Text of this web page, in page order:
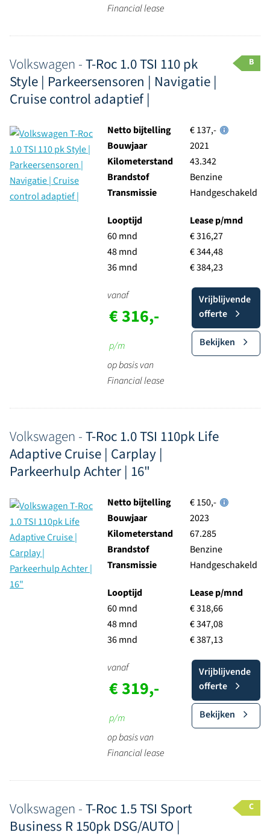
Financial lease
Volkswagen -T-Roc 1.0 TSI 110 pk
Style | Parkeersensoren | Navigatie |
Cruise control adaptief |
B
Netto bijtelling
€ 137,-
Bouwjaar
2021
Kilometerstand
43.342
Brandstof
Benzine
Transmissie
Handgeschakeld
Looptijd
60 mnd
48 mnd
36 mnd
Lease p/mnd
€ 316,27
€ 344,48
€ 384,23
vanaf
€ 316,-
p/m
op basis van
Financial lease
Vrijblijvende
offerte
Bekijken
Volkswagen -T-Roc 1.0 TSI 110pk Life
Adaptive Cruise | Carplay |
Parkeerhulp Achter | 16"
Netto bijtelling
€ 150,-
Bouwjaar
2023
Kilometerstand
67.285
Brandstof
Benzine
Transmissie
Handgeschakeld
Looptijd
60 mnd
48 mnd
36 mnd
Lease p/mnd
€ 318,66
€ 347,08
€ 387,13
vanaf
€ 319,-
p/m
op basis van
Financial lease
Vrijblijvende
offerte
Bekijken
Volkswagen -T-Roc 1.5 TSI Sport
Business R 150pk DSG/AUTO |
C